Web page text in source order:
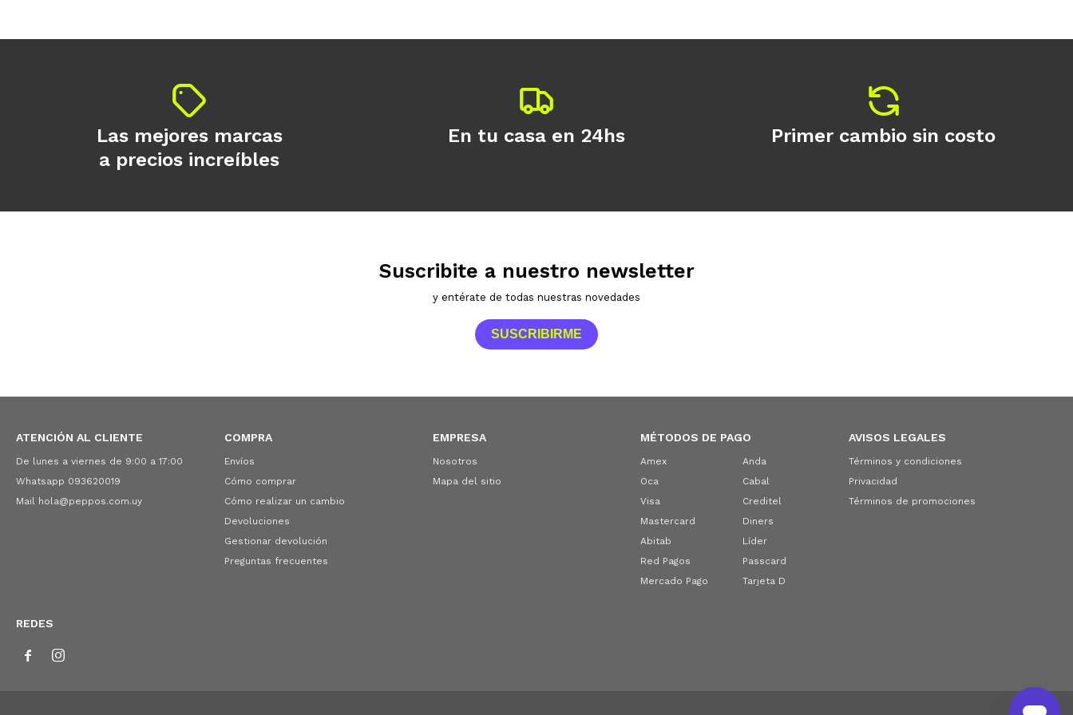
ATENCIÓN AL CLIENTE
De lunes a viernes de 9:00 a 17:00
Whatsapp 093620019
Mail hola@peppos.com.uy
COMPRA
Envíos
Cómo comprar
Cómo realizar un cambio
Devoluciones
Gestionar devolución
Preguntas frecuentes
EMPRESA
Nosotros
Mapa del sitio
MÉTODOS DE PAGO
Amex
Oca
Visa
Mastercard
Abitab
Red Pagos
Mercado Pago
Anda
Cabal
Creditel
Diners
Líder
Passcard
Tarjeta D
AVISOS LEGALES
Términos y condiciones
Privacidad
Términos de promociones
REDES
 
Las mejores marcas
a precios increíbles
En tu casa en 24hs Primer cambio sin costo
Suscribite a nuestro newsletter
y entérate de todas nuestras novedades
SUSCRIBIRME